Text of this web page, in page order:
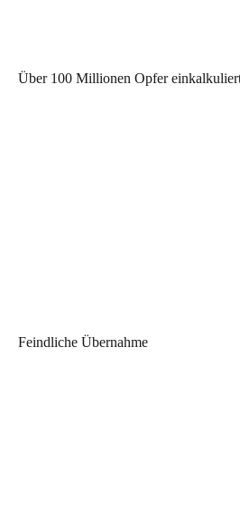
Über 100 Millionen Opfer
Feindliche Übernahme